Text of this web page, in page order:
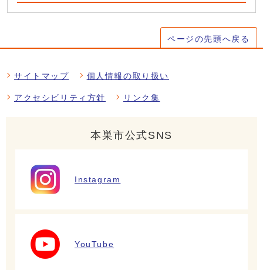
ページの先頭へ戻る
サイトマップ 個人情報の取り扱い
アクセシビリティ方針 リンク集
本巣市公式SNS
Instagram
YouTube